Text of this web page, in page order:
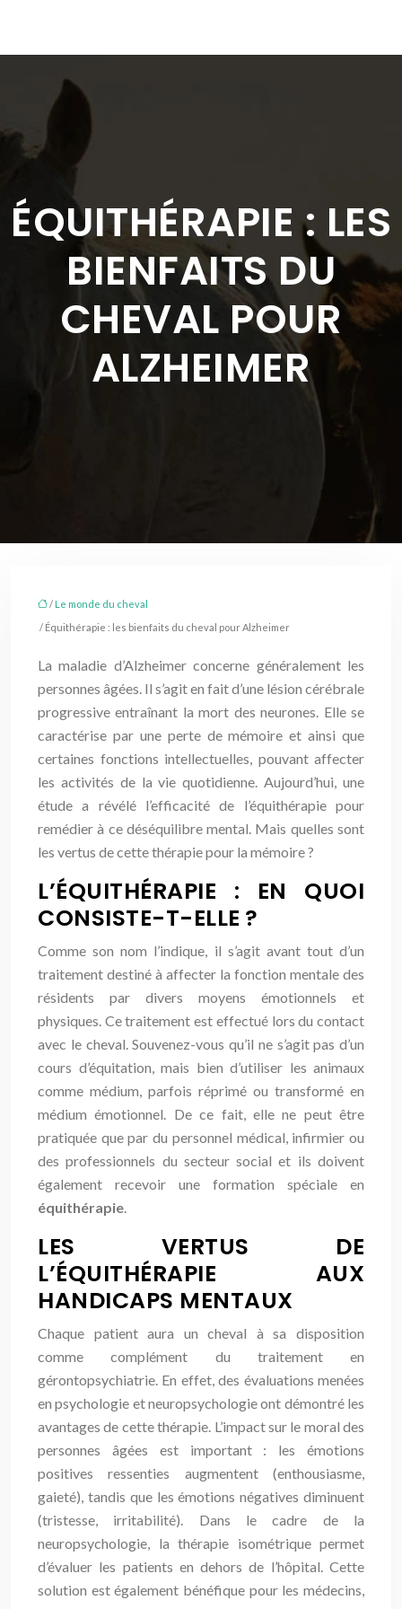
ÉQUITHÉRAPIE : LES
BIENFAITS DU
CHEVAL POUR
ALZHEIMER
/ Le monde du cheval
/ Équithérapie : les bienfaits du cheval pour Alzheimer
La maladie d’Alzheimer concerne généralement les
personnes âgées. Il s’agit en fait d’une lésion cérébrale
progressive entraînant la mort des neurones. Elle se
caractérise par une perte de mémoire et ainsi que
certaines fonctions intellectuelles, pouvant affecter
les activités de la vie quotidienne. Aujourd’hui, une
étude a révélé l’efficacité de l’équithérapie pour
remédier à ce déséquilibre mental. Mais quelles sont
les vertus de cette thérapie pour la mémoire ?
L’ÉQUITHÉRAPIE : EN QUOI
CONSISTE-T-ELLE ?
Comme son nom l’indique, il s’agit avant tout d’un
traitement destiné à affecter la fonction mentale des
résidents par divers moyens émotionnels et
physiques. Ce traitement est effectué lors du contact
avec le cheval. Souvenez-vous qu’il ne s’agit pas d’un
cours d’équitation, mais bien d’utiliser les animaux
comme médium, parfois réprimé ou transformé en
médium émotionnel. De ce fait, elle ne peut être
pratiquée que par du personnel médical, infirmier ou
des professionnels du secteur social et ils doivent
également recevoir une formation spéciale en
équithérapie.
LES VERTUS DE
L’ÉQUITHÉRAPIE AUX
HANDICAPS MENTAUX
Chaque patient aura un cheval à sa disposition
comme complément du traitement en
gérontopsychiatrie. En effet, des évaluations menées
en psychologie et neuropsychologie ont démontré les
avantages de cette thérapie. L’impact sur le moral des
personnes âgées est important : les émotions
positives ressenties augmentent (enthousiasme,
gaieté), tandis que les émotions négatives diminuent
(tristesse, irritabilité). Dans le cadre de la
neuropsychologie, la thérapie isométrique permet
d’évaluer les patients en dehors de l’hôpital. Cette
solution est également bénéfique pour les médecins,